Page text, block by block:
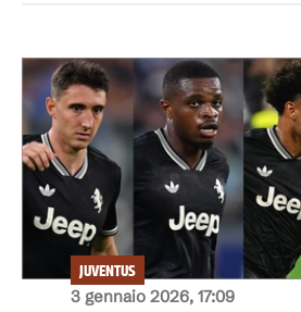
3 gennaio 2026, 17:09
JUVENTUS